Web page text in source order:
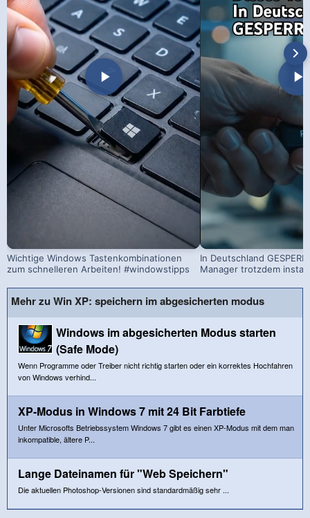
Wichtige Windows Tastenkombinationen
zum schnelleren Arbeiten! #windowstipps
In Deutschland
Manager trotzdem
Mehr zu Win XP: speichern im abgesicherten modus
Windows im abgesicherten Modus starten
(Safe Mode)
Wenn Programme oder Treiber nicht richtig starten oder ein korrektes Hochfahren
von Windows verhind...
XP-Modus in Windows 7 mit 24 Bit Farbtiefe
Unter Microsofts Betriebssystem Windows 7 gibt es einen XP-Modus mit dem man
inkompatible, ältere P...
Lange Dateinamen für "Web Speichern"
Die aktuellen Photoshop-Versionen sind standardmäßig sehr ...